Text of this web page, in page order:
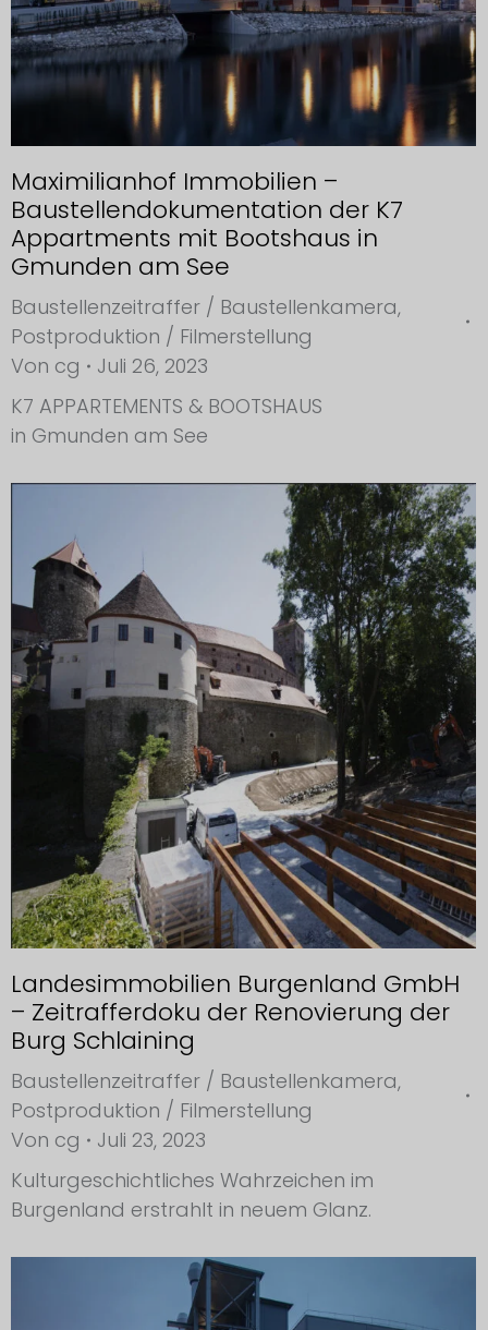
Maximilianhof Immobilien –
Baustellendokumentation der K7
Appartments mit Bootshaus in
Gmunden am See
Baustellenzeitraffer / Baustellenkamera,
Postproduktion / Filmerstellung
Von cg
Juli 26, 2023
K7 APPARTEMENTS & BOOTSHAUS
in Gmunden am See
Landesimmobilien Burgenland GmbH
– Zeitrafferdoku der Renovierung der
Burg Schlaining
Baustellenzeitraffer / Baustellenkamera,
Postproduktion / Filmerstellung
Von cg
Juli 23, 2023
Kulturgeschichtliches Wahrzeichen im
Burgenland erstrahlt in neuem Glanz.